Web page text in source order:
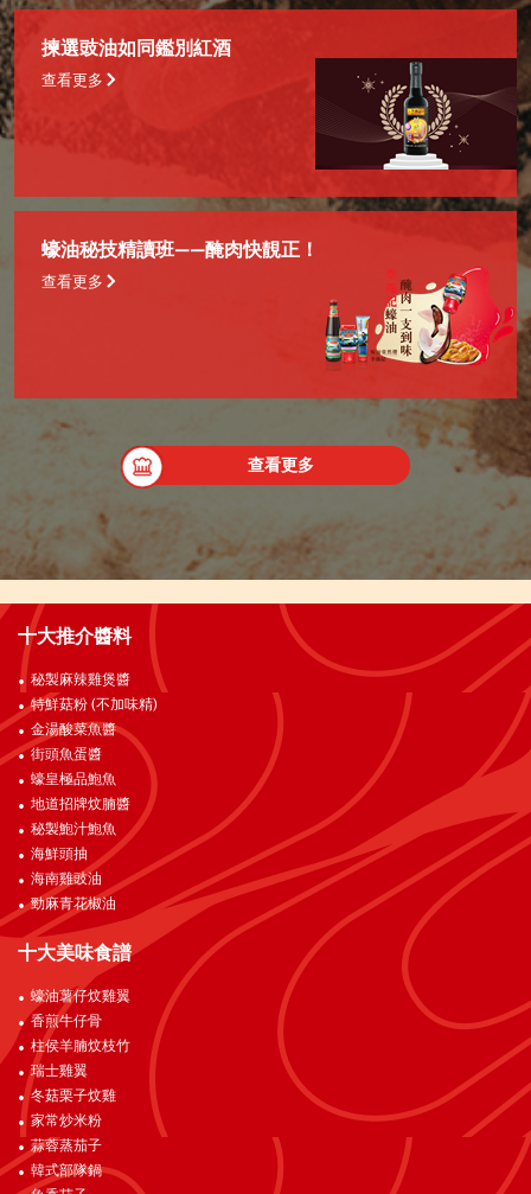
揀選豉油如同鑑別紅酒
查看更多
蠔油秘技精讀班——醃肉快靚正！
查看更多
查看更多
十大推介醬料
秘製麻辣雞煲醬
特鮮菇粉 (不加味精)
金湯酸菜魚醬
街頭魚蛋醬
蠔皇極品鮑魚
地道招牌炆腩醬
秘製鮑汁鮑魚
海鮮頭抽
海南雞豉油
勁麻青花椒油
十大美味食譜
蠔油薯仔炆雞翼
香煎牛仔骨
柱侯羊腩炆枝竹
瑞士雞翼
冬菇栗子炆雞
家常炒米粉
蒜蓉蒸茄子
韓式部隊鍋